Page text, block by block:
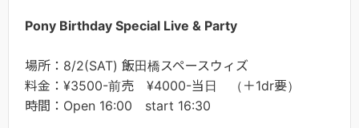
Pony Birthday Special Live & Party
場所：8/2(SAT) 飯田橋スペースウィズ
料金：¥3500-前売 ¥4000-当日 （＋1dr要）
時間：Open 16:00 start 16:30